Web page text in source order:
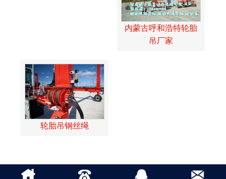
内蒙古呼和浩特轮胎
吊厂家
轮胎吊钢丝绳